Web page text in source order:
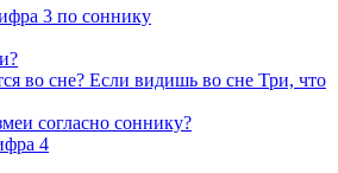
3 по соннику
во сне? Если видишь во сне Три, что
согласно соннику?
4